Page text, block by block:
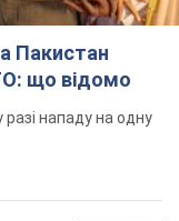
Пакистан
що відомо
нападу на одну